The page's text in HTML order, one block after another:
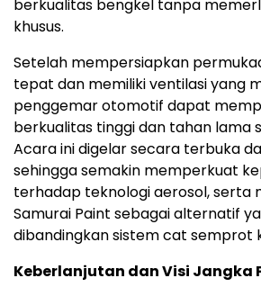
berkualitas bengkel tanpa
khusus.
Setelah mempersiapkan
tepat dan memiliki ventilasi yang
penggemar otomotif dapat
berkualitas tinggi dan tahan lama
Acara ini digelar secara terbuka
sehingga semakin memperkuat
terhadap teknologi aerosol, serta
Samurai Paint sebagai alternatif
dibandingkan sistem cat semprot
Keberlanjutan dan Visi Jangka